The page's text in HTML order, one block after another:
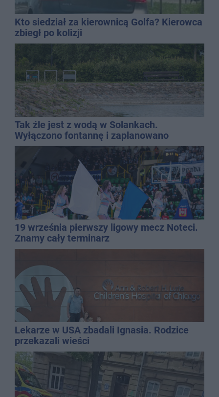
Kto siedział za kierownicą Golfa? Kierowca
zbiegł po kolizji
Tak źle jest z wodą w Solankach.
Wyłączono fontannę i zaplanowano
dolewkę
19 września pierwszy ligowy mecz Noteci.
Znamy cały terminarz
Lekarze w USA zbadali Ignasia. Rodzice
przekazali wieści